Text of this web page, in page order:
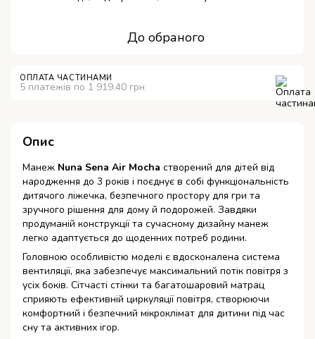
До обраного
ОПЛАТА ЧАСТИНАМИ
5 платежів по 1 919.40 грн
Опис
Манеж Nuna Sena Air Mocha створений для дітей від
народження до 3 років і поєднує в собі функціональність
дитячого ліжечка, безпечного простору для гри та
зручного рішення для дому й подорожей. Завдяки
продуманій конструкції та сучасному дизайну манеж
легко адаптується до щоденних потреб родини.
Головною особливістю моделі є вдосконалена система
вентиляції, яка забезпечує максимальний потік повітря з
усіх боків. Сітчасті стінки та багатошаровий матрац
сприяють ефективній циркуляції повітря, створюючи
комфортний і безпечний мікроклімат для дитини під час
сну та активних ігор.